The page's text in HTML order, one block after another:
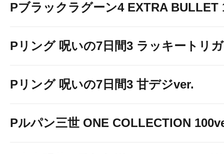
Pブラックラグーン4 EXTRA BULLET
Pリング 呪いの7日間3 ラッキートリ
Pリング 呪いの7日間3 甘デジver.
Pルパン三世 ONE COLLECTION